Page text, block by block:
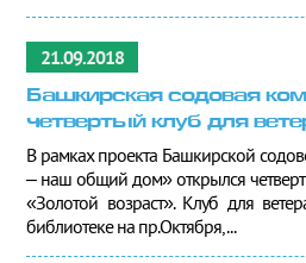
21.09.2018
Башкирская содовая
четвертый клуб для
В рамках проекта Башкирской
– наш общий дом» открылся
«Золотой возраст». Клуб для
библиотеке на пр.Октября,...